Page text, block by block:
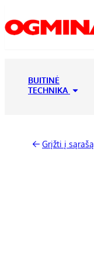
BUITINĖ
TECHNIKA
Grįžti į sąrašą